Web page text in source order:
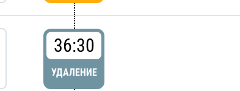
36:30
УДАЛЕНИЕ